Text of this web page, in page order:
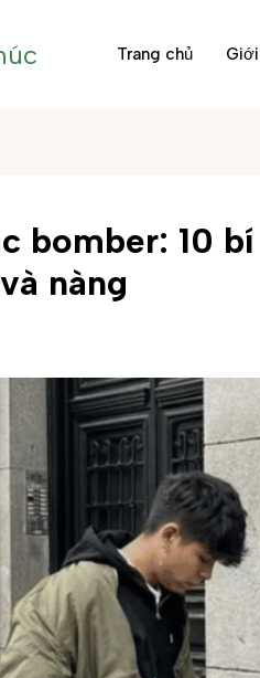
Trang chủ
bomber: 10
nàng